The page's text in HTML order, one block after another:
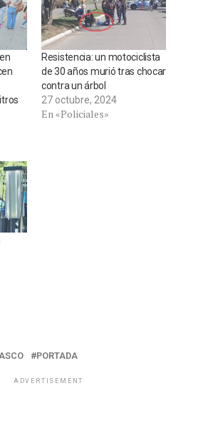
Resistencia: un motociclista
de 30 años murió tras chocar
contra un árbol
27 octubre, 2024
En «Policiales»
PORTADA
ADVERTISEMENT